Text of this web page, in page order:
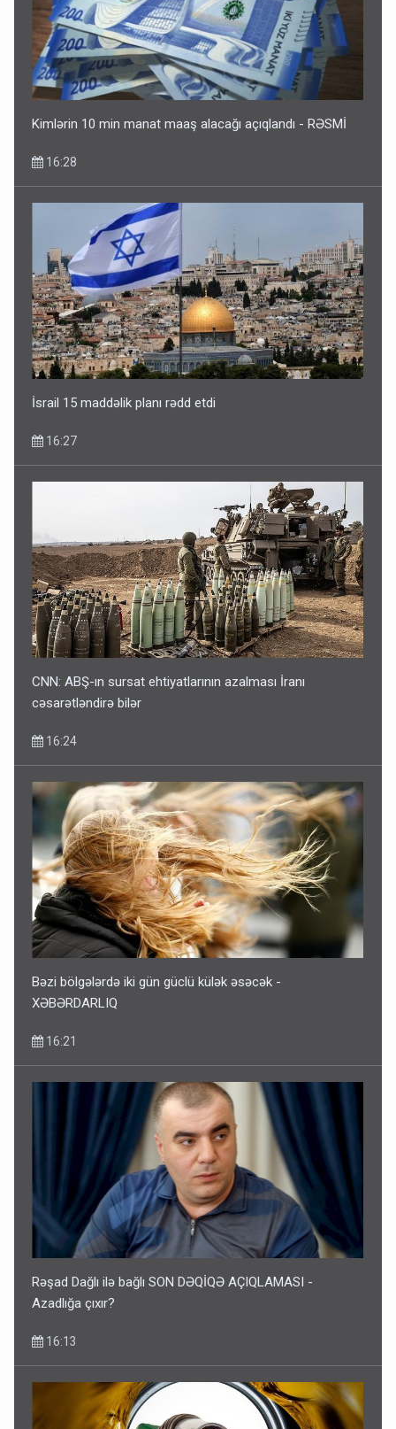
Kimlərin 10 min manat maaş alacağı açıqlandı - RƏSMİ
16:28
İsrail 15 maddəlik planı rədd etdi
16:27
CNN: ABŞ-ın sursat ehtiyatlarının azalması İranı
cəsarətləndirə bilər
16:24
Bəzi bölgələrdə iki gün güclü külək əsəcək -
XƏBƏRDARLIQ
16:21
Rəşad Dağlı ilə bağlı SON DƏQİQƏ AÇIQLAMASI -
Azadlığa çıxır?
16:13